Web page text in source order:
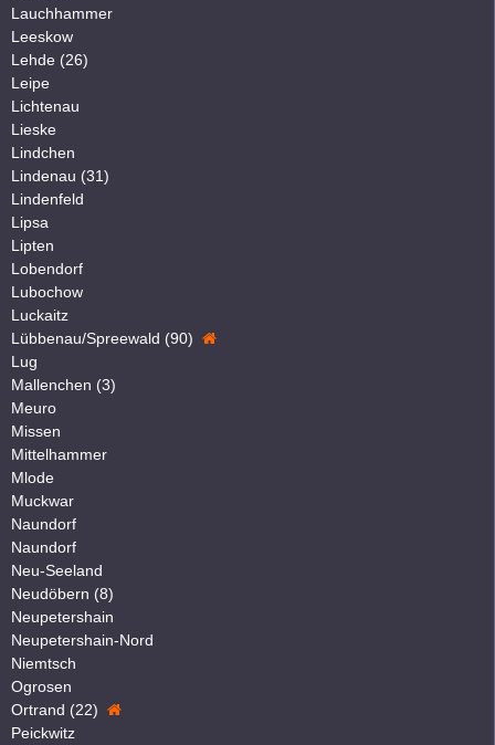
Lauchhammer
Leeskow
Lehde (26)
Leipe
Lichtenau
Lieske
Lindchen
Lindenau (31)
Lindenfeld
Lipsa
Lipten
Lobendorf
Lubochow
Luckaitz
Lübbenau/Spreewald (90)
Lug
Mallenchen (3)
Meuro
Missen
Mittelhammer
Mlode
Muckwar
Naundorf
Naundorf
Neu-Seeland
Neudöbern (8)
Neupetershain
Neupetershain-Nord
Niemtsch
Ogrosen
Ortrand (22)
Peickwitz